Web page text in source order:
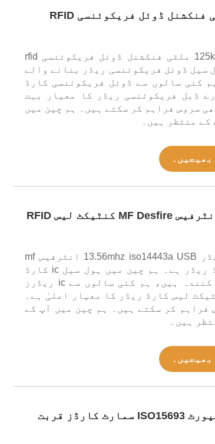
125KHz 13.56MHz IC ID ملٹی فنکشنل ڈوئل فریکوئنسی RFID
یہ rfid ریڈر 125khz 13.56mhz ic id ملٹی فنکشنل ڈوئل فریکوئنسی rfid
سیل ڈوئل فریکوئنسی ریڈر بنانے والے
کئی سالوں سے ڈوئل فریکوئنسی کارڈ
ڈبل فریکوئنسی ریڈر کا معیار بہت
سروس فراہم کر سکتے ہیں۔ ہم چین میں
منتظر ہیں۔
بھیجیں۔
13.56Mhz ISO14443A USB انٹرفیس MF Desfire کنٹیکٹ لیس RFID
یہ iso14443a معیاری کارڈ ریڈر 13.56mhz iso14443a USB انٹرفیس mf
desfire contactless RFID ic کارڈ ریڈر ہے۔ ہم چین میں ہول سیل ic کارڈ
ریڈر بنانے والے اور فراہم کنندہ ہیں، ہم کئی سالوں سے ic ریڈرز
لیس کارڈ ریڈر کا معیار اعلیٰ ہے۔
فراہم کر سکتے ہیں۔ ہم چین میں آپ کے
ہیں۔
بھیجیں۔
RS232 پورٹ IC RFID ریڈر سپورٹ ISO15693 سمارٹ کارڈز قربت